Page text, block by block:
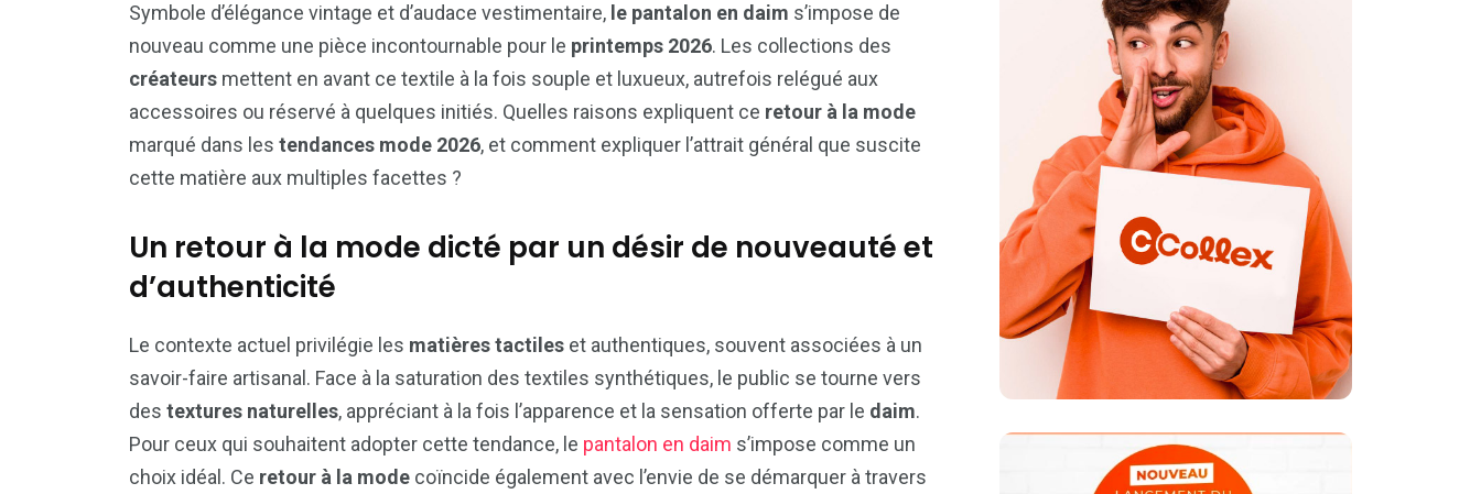
Symbole d’élégance vintage et d’audace vestimentaire, le pantalon en daim s’impose de
nouveau comme une pièce incontournable pour le printemps 2026. Les collections des
créateurs mettent en avant ce textile à la fois souple et luxueux, autrefois relégué aux
accessoires ou réservé à quelques initiés. Quelles raisons expliquent ce retour à la mode
marqué dans les tendances mode 2026, et comment expliquer l’attrait général que suscite
cette matière aux multiples facettes ?
Un retour à la mode dicté par un désir de nouveauté et
d’authenticité
Le contexte actuel privilégie les matières tactiles et authentiques, souvent associées à un
savoir-faire artisanal. Face à la saturation des textiles synthétiques, le public se tourne vers
des textures naturelles, appréciant à la fois l’apparence et la sensation offerte par le daim.
Pour ceux qui souhaitent adopter cette tendance, le pantalon en daim s’impose comme un
choix idéal. Ce retour à la mode coïncide également avec l’envie de se démarquer à travers